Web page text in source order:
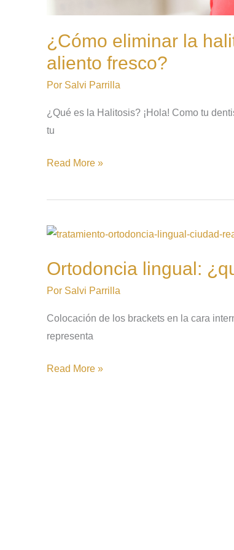
¿Cómo eliminar la
aliento fresco?
Por Salvi Parrilla
¿Qué es la Halitosis? ¡Hola! Como tu
tu
Read More »
Ortodoncia lingual:
Por Salvi Parrilla
Colocación de los brackets en la cara
representa
Ortodoncia
¿qué
es?
Read More »